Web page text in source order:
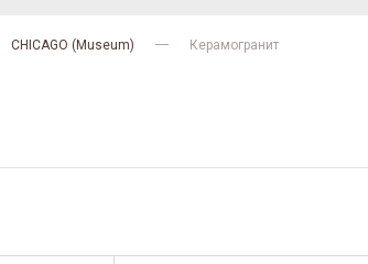
CHICAGO (Museum) Керамогранит